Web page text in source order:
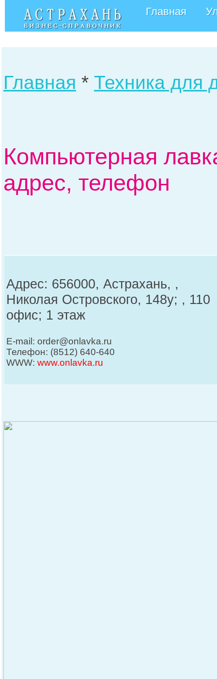
Главная
Главная * Техника для
Компьютерная
адрес, телефон
Адрес: 656000, Астрахань, ,
Николая Островского, 148у; , 110
офис; 1 этаж
E-mail: order@onlavka.ru
Телефон: (8512) 640-640
WWW: www.onlavka.ru